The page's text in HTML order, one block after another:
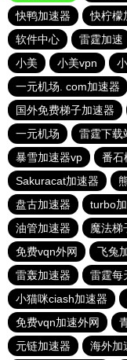
快鸭加速器
快柠檬
软件中心
雷霆加速
小美
小美vpn
一元机场. com加速器
国外免费梯子加速器
一元机场
雷霆下载
暴雪加速器vp
番石
Sakuracat加速器
盘古加速器
turbo
油管加速器
魔法梯
免费vqn外网
飞兔
雷轰加速器
雷霆每
小猫咪ciash加速器
免费vqn加速外网
元链加速器
海外加